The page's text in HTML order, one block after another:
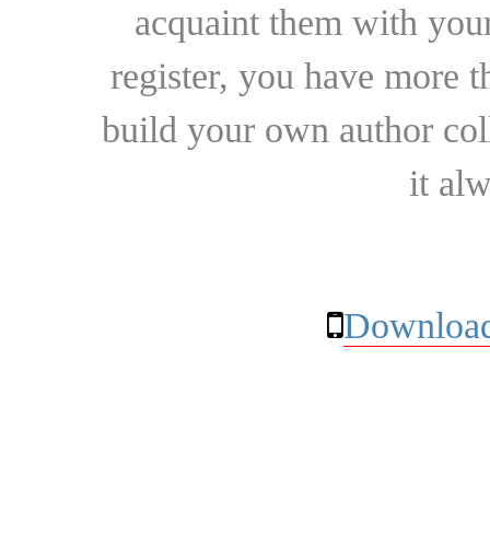
acquaint them with
register, you have more
build your own author
it